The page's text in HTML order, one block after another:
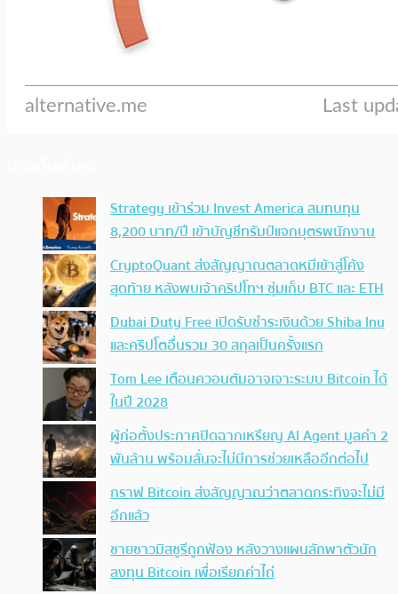
Strategy เข้าร่วม Invest America สมทบทุน
8,200 บาท/ปี เข้าบัญชีทรัมป์แจกบุตรพนักงาน
CryptoQuant ส่งสัญญาณตลาดหมีเข้าสู่โค้ง
สุดท้าย หลังพบเจ้าคริปโทฯ ซุ่มเก็บ BTC และ ETH
Dubai Duty Free เปิดรับชำระเงินด้วย Shiba Inu
และคริปโตอื่นรวม 30 สกุลเป็นครั้งแรก
Tom Lee เตือนควอนตัมอาจเจาะระบบ Bitcoin ได้
ในปี 2028
ผู้ก่อตั้งประกาศปิดฉากเหรียญ AI Agent มูลค่า 2
พันล้าน พร้อมลั่นจะไม่มีการช่วยเหลืออีกต่อไป
กราฟ Bitcoin ส่งสัญญาณว่าตลาดกระทิงจะไม่มี
อีกแล้ว
ชายชาวมิสซูรีถูกฟ้อง หลังวางแผนลักพาตัวนัก
ลงทุน Bitcoin เพื่อเรียกค่าไถ่